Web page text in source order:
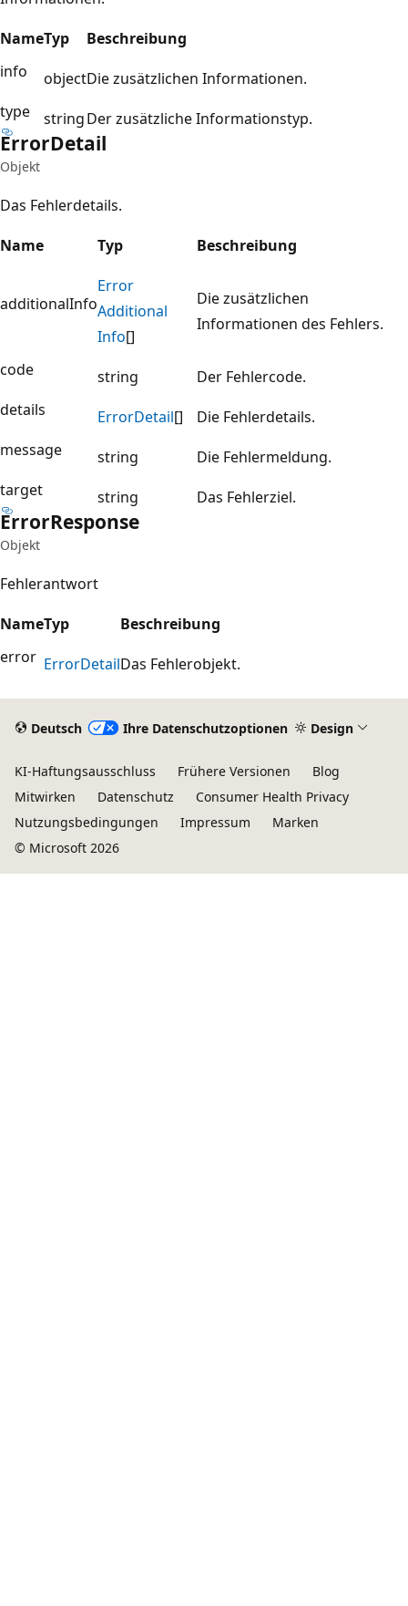
NameTyp
Beschreibung
info
objectDie zusätzlichen Informationen.
type
stringDer zusätzliche Informationstyp.
ErrorDetail
Objekt
Das Fehlerdetails.
Name
Typ Beschreibung
additionalInfo
Error
Additional
Info[]
Die zusätzlichen
Informationen des Fehlers.
code string
Der Fehlercode.
details
ErrorDetail[]
Die Fehlerdetails.
message
string
Die Fehlermeldung.
target
string Das Fehlerziel.
ErrorResponse
Objekt
Fehlerantwort
NameTyp
Beschreibung
error ErrorDetailDas Fehlerobjekt.
Deutsch Ihre Datenschutzoptionen Design
KI-Haftungsausschluss Frühere Versionen
Blog
Mitwirken
Datenschutz
Consumer Health Privacy
Nutzungsbedingungen
Impressum
Marken
© Microsoft 2026